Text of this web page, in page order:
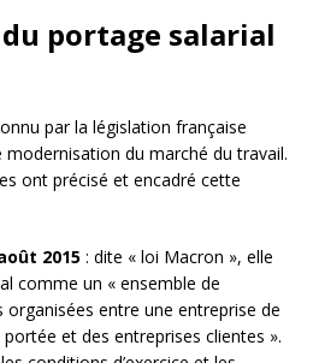
portage salarial
par la législation française
modernisation du marché du travail.
ont précisé et encadré cette
2015 : dite « loi Macron », elle
comme un « ensemble de
entre une entreprise de
et des entreprises clientes ».